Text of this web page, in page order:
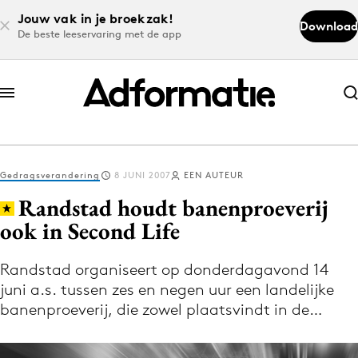
Jouw vak in je broekzak!
De beste leeservaring met de app
Download
Abonneer nu
Abonneer nu
Log in
Volg het laatste nieuws via de Adformatie
Nieuws app
Gedragsverandering 8 JUNI 2007 EEN AUTEUR
Randstad houdt banenproeverij
ook in Second Life
Randstad organiseert op donderdagavond 14
juni a.s. tussen zes en negen uur een landelijke
banenproeverij, die zowel plaatsvindt in de…